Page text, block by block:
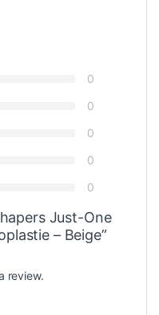
0
0
0
0
0
Just-One
– Beige”
review.